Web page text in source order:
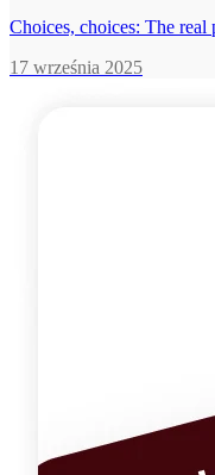
Choices, choices: The real
17 września 2025